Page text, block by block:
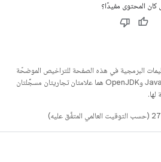
كان المحتوى مفيدًا؟
البرمجية في هذه الصفحة للتراخيص الموضحّة
. إنّ Java وOpenJDK هما علامتان تجاريتان مسجَّلتان